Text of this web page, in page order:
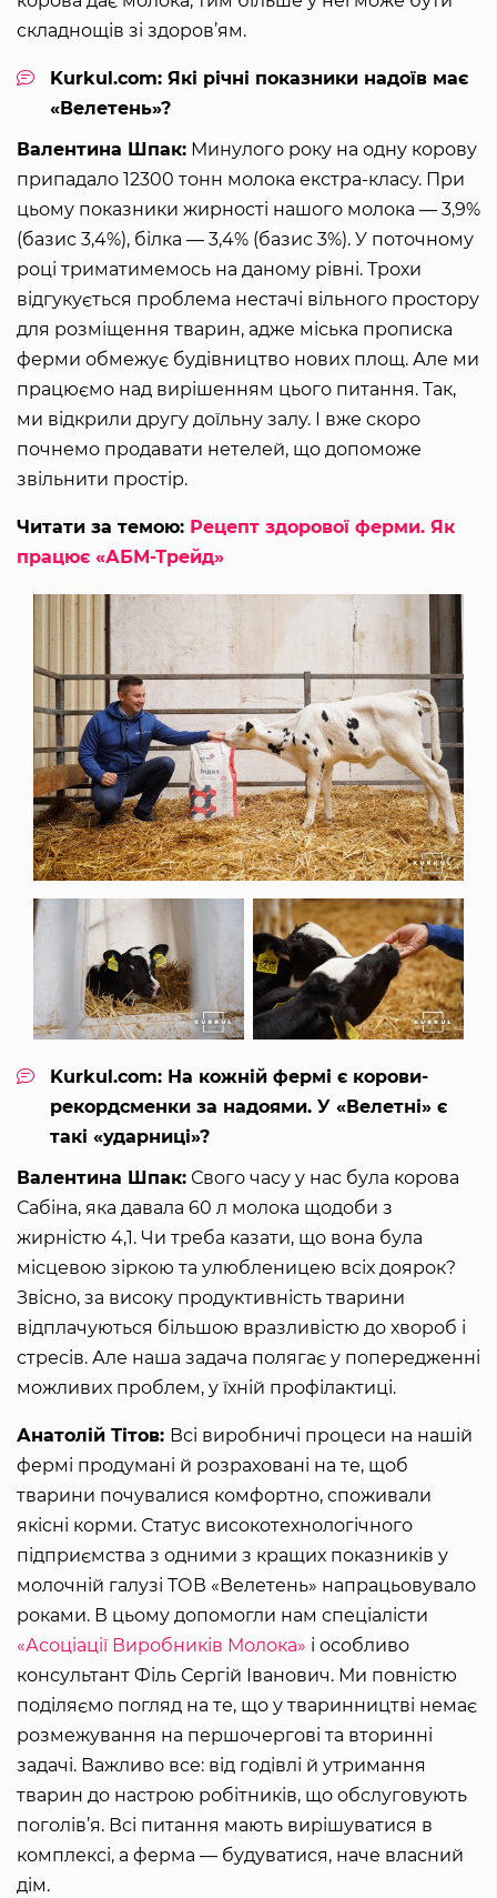
складнощів зі здоров’ям.
Kurkul.com: Які річні показники надоїв має
«Велетень»?
Валентина Шпак: Минулого року на одну корову
припадало 12300 тонн молока екстра-класу. При
цьому показники жирності нашого молока — 3,9%
(базис 3,4%), білка — 3,4% (базис 3%). У поточному
році триматимемось на даному рівні. Трохи
відгукується проблема нестачі вільного простору
для розміщення тварин, адже міська прописка
ферми обмежує будівництво нових площ. Але ми
працюємо над вирішенням цього питання. Так,
ми відкрили другу доїльну залу. І вже скоро
почнемо продавати нетелей, що допоможе
звільнити простір.
Читати за темою: Рецепт здорової ферми. Як
працює «АБМ-Трейд»
Kurkul.com: На кожній фермі є корови-
рекордсменки за надоями. У «Велетні» є
такі «ударниці»?
Валентина Шпак: Свого часу у нас була корова
Сабіна, яка давала 60 л молока щодоби з
жирністю 4,1. Чи треба казати, що вона була
місцевою зіркою та улюбленицею всіх доярок?
Звісно, за високу продуктивність тварини
відплачуються більшою вразливістю до хвороб і
стресів. Але наша задача полягає у попередженні
можливих проблем, у їхній профілактиці.
Анатолій Тітов: Всі виробничі процеси на нашій
фермі продумані й розраховані на те, щоб
тварини почувалися комфортно, споживали
якісні корми. Статус високотехнологічного
підприємства з одними з кращих показників у
молочній галузі ТОВ «Велетень» напрацьовувало
роками. В цьому допомогли нам спеціалісти
«Асоціації Виробників Молока» і особливо
консультант Філь Сергій Іванович. Ми повністю
поділяємо погляд на те, що у тваринництві немає
розмежування на першочергові та вторинні
задачі. Важливо все: від годівлі й утримання
тварин до настрою робітників, що обслуговують
поголів’я. Всі питання мають вирішуватися в
комплексі, а ферма — будуватися, наче власний
дім.